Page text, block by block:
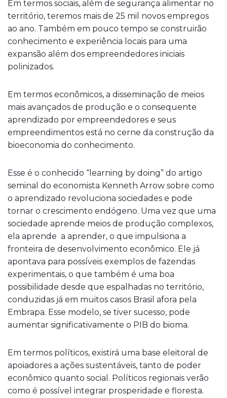
Em termos sociais, além de segurança alimentar no
território, teremos mais de 25 mil novos empregos
ao ano. Também em pouco tempo se construirão
conhecimento e experiência locais para uma
expansão além dos empreendedores iniciais
polinizados.
Em termos econômicos, a disseminação de meios
mais avançados de produção e o consequente
aprendizado por empreendedores e seus
empreendimentos está no cerne da construção da
bioeconomia do conhecimento.
Esse é o conhecido “learning by doing” do artigo
seminal do economista Kenneth Arrow sobre como
o aprendizado revoluciona sociedades e pode
tornar o crescimento endógeno. Uma vez que uma
sociedade aprende meios de produção complexos,
ela aprende a aprender, o que impulsiona a
fronteira de desenvolvimento econômico. Ele já
apontava para possíveis exemplos de fazendas
experimentais, o que também é uma boa
possibilidade desde que espalhadas no território,
conduzidas já em muitos casos Brasil afora pela
Embrapa. Esse modelo, se tiver sucesso, pode
aumentar significativamente o PIB do bioma.
Em termos políticos, existirá uma base eleitoral de
apoiadores a ações sustentáveis, tanto de poder
econômico quanto social. Políticos regionais verão
como é possível integrar prosperidade e floresta.